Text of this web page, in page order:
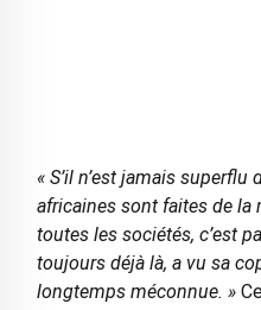
« S’il n’est jamais
africaines sont faites de
toutes les sociétés, c’est
toujours déjà là, a vu sa
longtemps méconnue. »